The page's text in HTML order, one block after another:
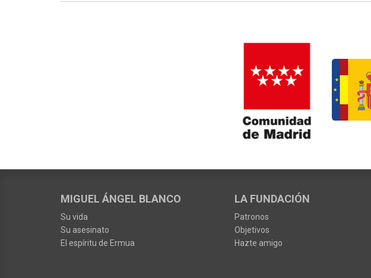
MIGUEL ÁNGEL BLANCO
Su vida
Su asesinato
El espíritu de Ermua
LA FUNDACIÓN
Patronos
Objetivos
Hazte amigo